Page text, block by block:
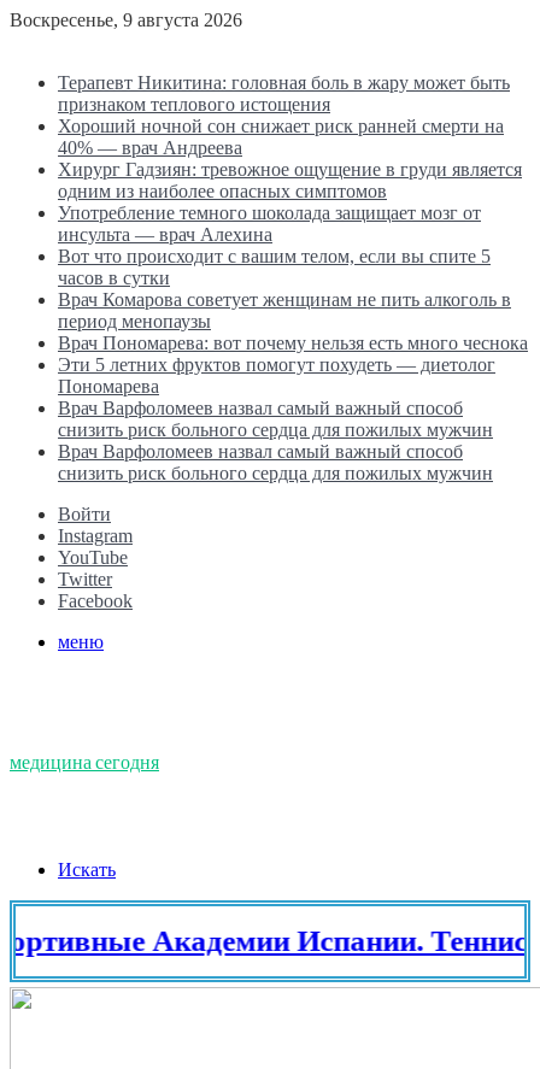
Воскресенье, 9 августа 2026
Терапевт Никитина: головная боль в жару может быть
признаком теплового истощения
Хороший ночной сон снижает риск ранней смерти на
40% — врач Андреева
Хирург Гадзиян: тревожное ощущение в груди является
одним из наиболее опасных симптомов
Употребление темного шоколада защищает мозг от
инсульта — врач Алехина
Вот что происходит с вашим телом, если вы спите 5
часов в сутки
Врач Комарова советует женщинам не пить алкоголь в
период менопаузы
Врач Пономарева: вот почему нельзя есть много чеснока
Эти 5 летних фруктов помогут похудеть — диетолог
Пономарева
Врач Варфоломеев назвал самый важный способ
снизить риск больного сердца для пожилых мужчин
Врач Варфоломеев назвал самый важный способ
снизить риск больного сердца для пожилых мужчин
Войти
Instagram
YouTube
Twitter
Facebook
меню
медицина сегодня
Искать
Академии Испании. Теннис в